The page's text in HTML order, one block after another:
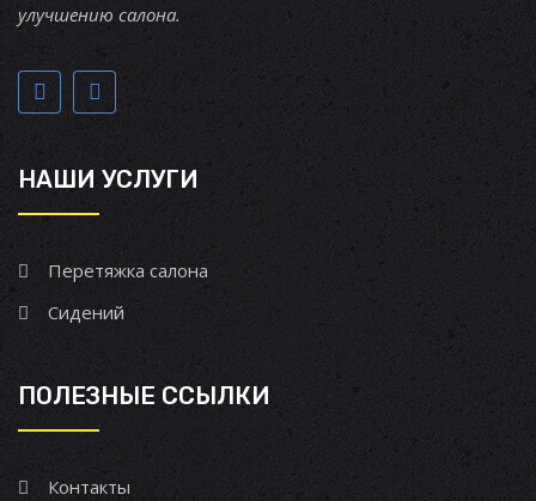
улучшению салона.
НАШИ УСЛУГИ
Перетяжка салона
Сидений
ПОЛЕЗНЫЕ ССЫЛКИ
Контакты